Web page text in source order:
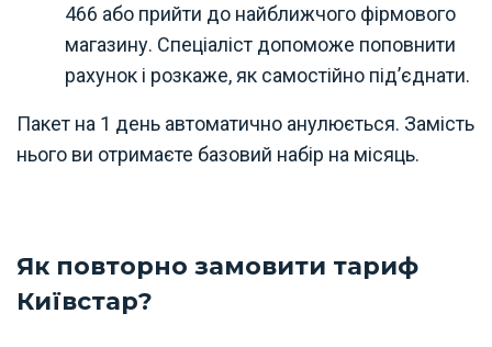
466 або прийти до найближчого фірмового
магазину. Спеціаліст допоможе поповнити
рахунок і розкаже, як самостійно під’єднати.
Пакет на 1 день автоматично анулюється. Замість
нього ви отримаєте базовий набір на місяць.
Як повторно замовити тариф
Київстар?